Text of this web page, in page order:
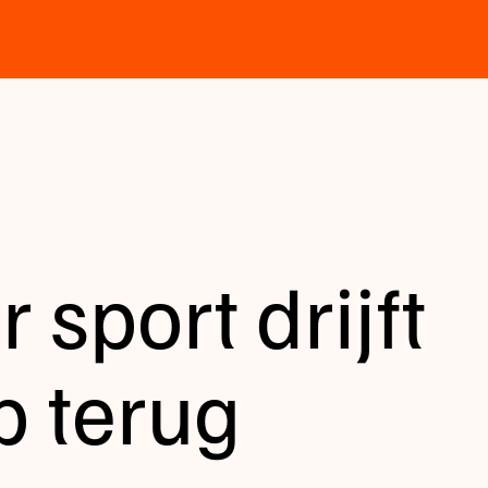
sport drijft
terug